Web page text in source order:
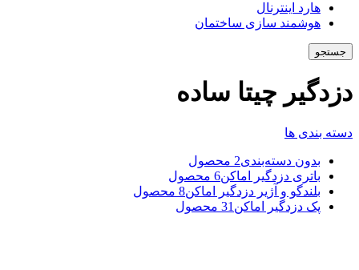
هارد اینترنال
هوشمند سازی ساختمان
جستجو
دزدگیر چیتا ساده
دسته بندی ها
بدون دسته‌بندی2 محصول
باتری دزدگیر اماکن6 محصول
بلندگو و آژیر دزدگیر اماکن8 محصول
پک دزدگیر اماکن 31 محصول